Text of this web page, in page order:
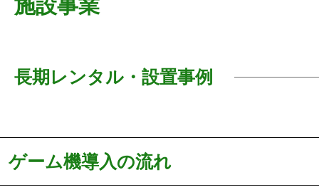
長期レンタル・設置事例
ゲーム機導入の流れ